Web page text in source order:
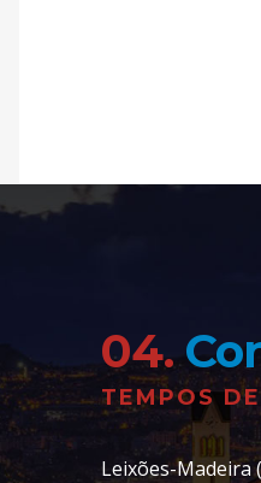
04.
TEMPOS
Leixões-Madeira